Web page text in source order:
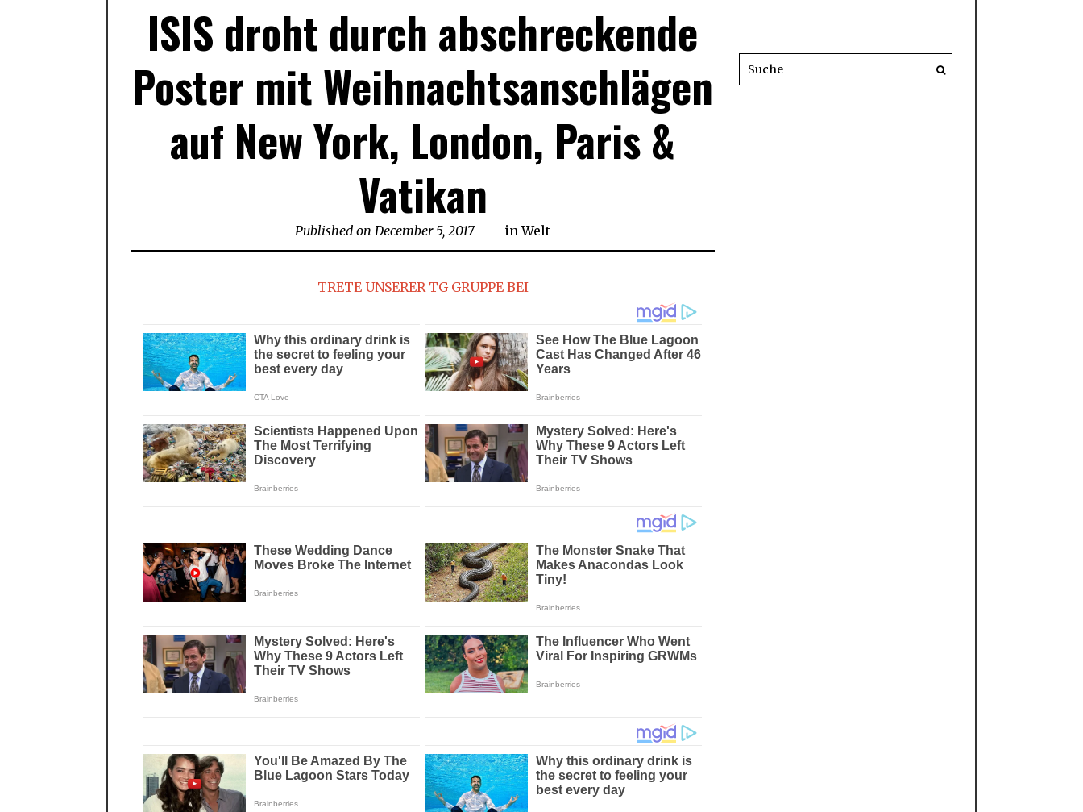
ISIS droht durch abschreckende
Poster mit Weihnachtsanschlägen
auf New York, London, Paris &
Vatikan
Published on December 5, 2017 in Welt
TRETE UNSERER TG GRUPPE BEI